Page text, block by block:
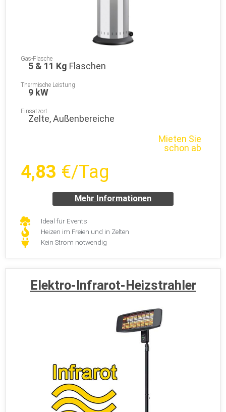
Gas-Flasche
5 & 11 Kg Flaschen
Thermische Leistung
9 kW
Einsatzort
Zelte, Außenbereiche
Mieten Sie
schon ab
4,83 €/Tag
Mehr Informationen
Ideal für Events
Heizen im Freien und in Zelten
Kein Strom notwendig
Elektro-Infrarot-Heizstrahler